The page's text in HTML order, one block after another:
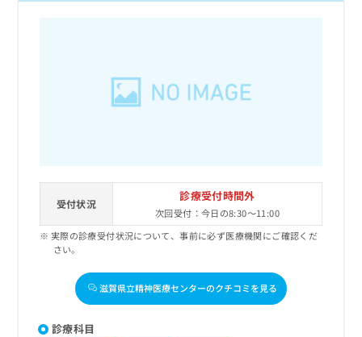
受付状況
診療受付時間外
次回受付：今日の8:30～11:00
実際の診療受付状況について、事前に必ず医療機関にご確認くだ
さい。
滋賀県立精神医療センターのクチコミを見る
診療科目